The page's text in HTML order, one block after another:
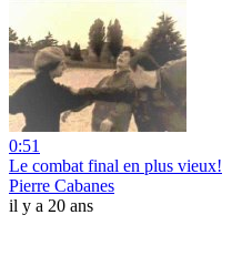
0:51
Le combat final en plus vieux!
Pierre Cabanes
il y a 20 ans